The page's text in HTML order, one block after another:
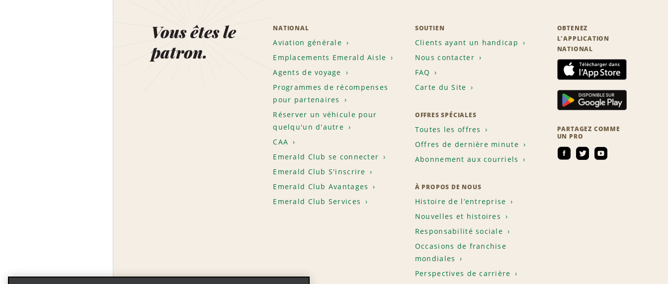
Vous êtes le
patron.
NATIONAL
Aviation générale
Emplacements Emerald Aisle
Agents de voyage
Programmes de récompenses
pour partenaires
Réserver un véhicule pour
quelqu'un d'autre
CAA
Emerald Club se connecter
Emerald Club S'inscrire
Emerald Club Avantages
Emerald Club Services
SOUTIEN
Clients ayant un handicap
Nous contacter
FAQ
Carte du Site
OFFRES SPÉCIALES
Toutes les offres
Offres de dernière minute
Abonnement aux courriels
À PROPOS DE NOUS
Histoire de l’entreprise
Nouvelles et histoires
Responsabilité sociale
Occasions de franchise
mondiales
Perspectives de carrière
OBTENEZ
L'APPLICATION
NATIONAL
PARTAGEZ COMME
UN PRO